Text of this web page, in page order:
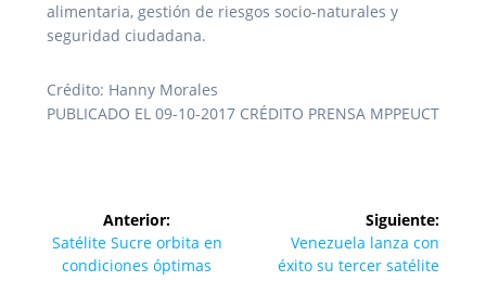
alimentaria, gestión de riesgos socio-naturales y
seguridad ciudadana.
Crédito: Hanny Morales
PUBLICADO EL 09-10-2017 CRÉDITO PRENSA MPPEUCT
Navegación
de
Anterior:
Entrada
anterior:
Satélite Sucre orbita en
condiciones óptimas
Siguiente:
Siguiente
entrada:
Venezuela lanza con
éxito su tercer satélite